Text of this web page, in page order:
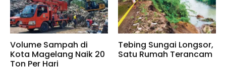
Volume Sampah di
Kota Magelang Naik 20
Ton Per Hari
Tebing Sungai Longsor,
Satu Rumah Terancam